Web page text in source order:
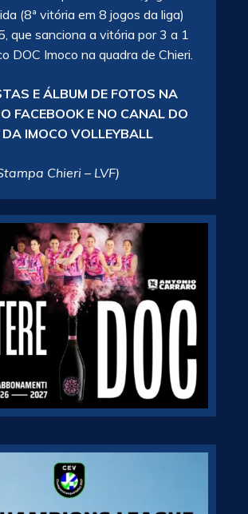
(8ª vitória em 8 jogos da liga)
que sanciona a vitória por 3 a 1
DOC Imoco na quadra de Chieri.
E ÁLBUM DE FOTOS NA
FACEBOOK E NO CANAL DO
IMOCO VOLLEYBALL
Chieri – LVF)